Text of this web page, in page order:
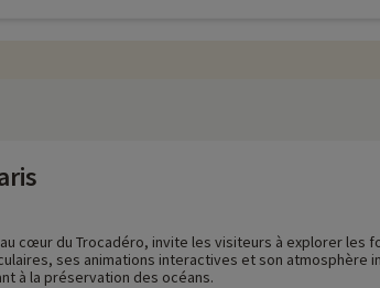
au cœur du Trocadéro, invite les visiteurs à explorer
ses animations interactives et son
à la préservation des océans.